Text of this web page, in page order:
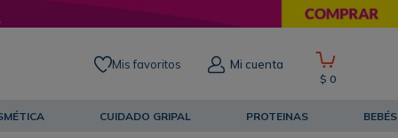
Mis favoritos Mi cuenta
$ 0
CUIDADO GRIPAL PROTEINAS BEBÉS